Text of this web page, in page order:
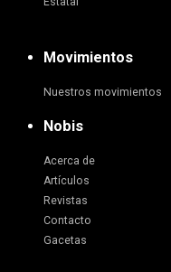
Movimientos
Nuestros movimientos
Nobis
Acerca de
Artículos
Revistas
Contacto
Gacetas